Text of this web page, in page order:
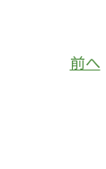
前へ